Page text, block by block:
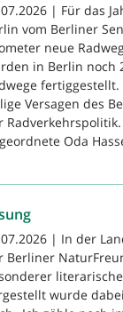
| Für das
vom Berliner
neue
in Berlin noch
Versagen des
Oda
| In der
Berliner
wurde